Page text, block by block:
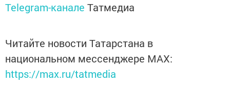
Telegram-канале Татмедиа
Читайте новости Татарстана в
национальном мессенджере MАХ:
https://max.ru/tatmedia